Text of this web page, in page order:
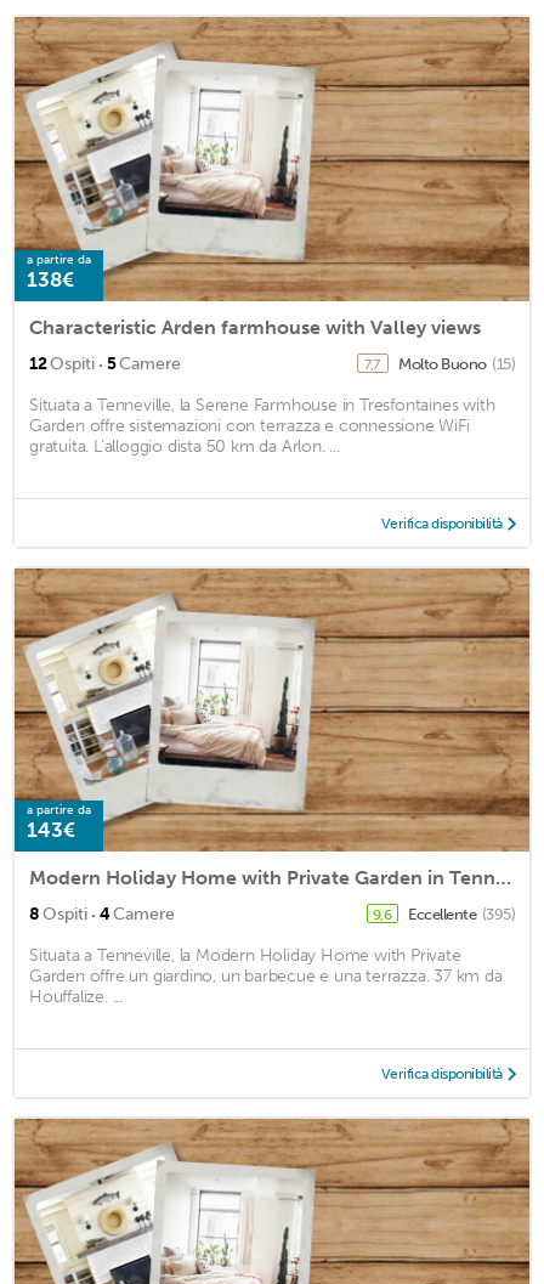
a partire da
138€
Characteristic Arden farmhouse with Valley views
12Ospiti · 5Camere 7,7 Molto Buono (15)
Situata a Tenneville, la Serene Farmhouse in Tresfontaines with
Garden offre sistemazioni con terrazza e connessione WiFi
gratuita. L'alloggio dista 50 km da Arlon. ...
Verifica disponibilità
a partire da
143€
Modern Holiday Home with Private Garden in Tenneville
8Ospiti · 4Camere 9,6 Eccellente (395)
Situata a Tenneville, la Modern Holiday Home with Private
Garden offre un giardino, un barbecue e una terrazza. 37 km da
Houffalize. ...
Verifica disponibilità